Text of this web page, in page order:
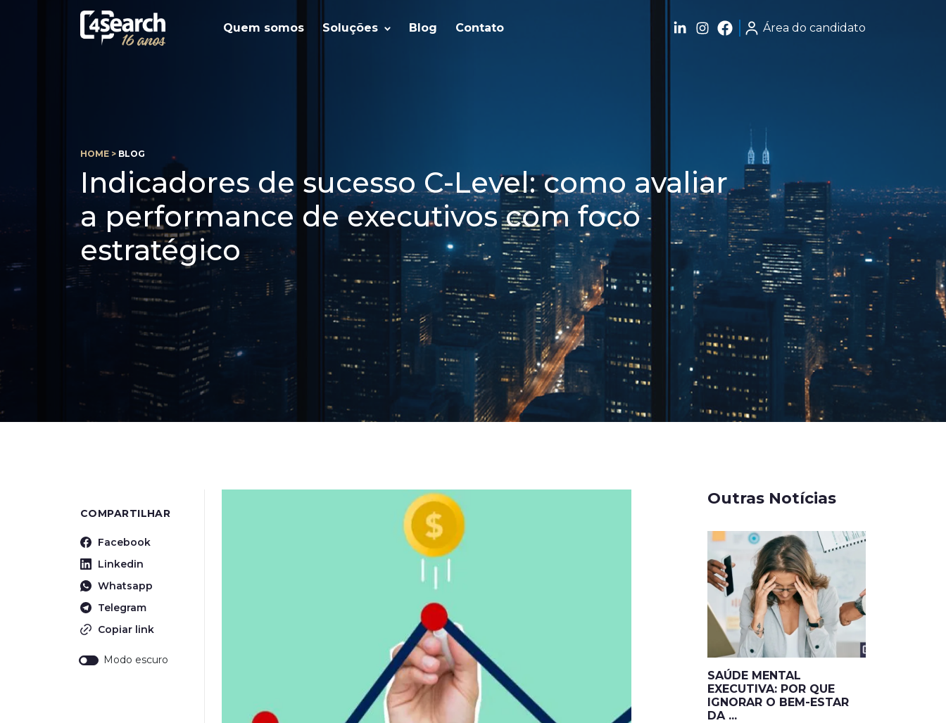
Quem somos Soluções Blog Contato Área do candidato
HOME > BLOG
Indicadores de sucesso C-Level: como avaliar
a performance de executivos com foco
estratégico
COMPARTILHAR
Facebook
Linkedin
Whatsapp
Telegram
Copiar link
Modo escuro
Outras Notícias
SAÚDE MENTAL
EXECUTIVA: POR QUE
IGNORAR O BEM-ESTAR
DA ...